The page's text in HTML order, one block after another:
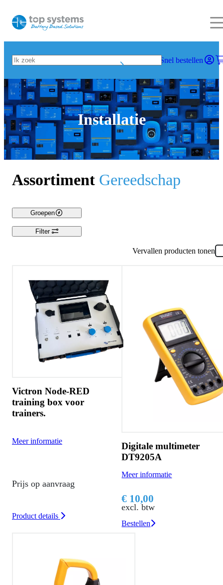
Snel bestellen
Installatie
Groepen
Filter
Assortiment Gereedschap
Vervallen producten tonen
Victron Node-RED
training box voor
trainers.
Meer informatie
Prijs op aanvraag
Product details
Digitale multimeter
DT9205A
Meer informatie
€ 10,00
excl. btw
Bestellen